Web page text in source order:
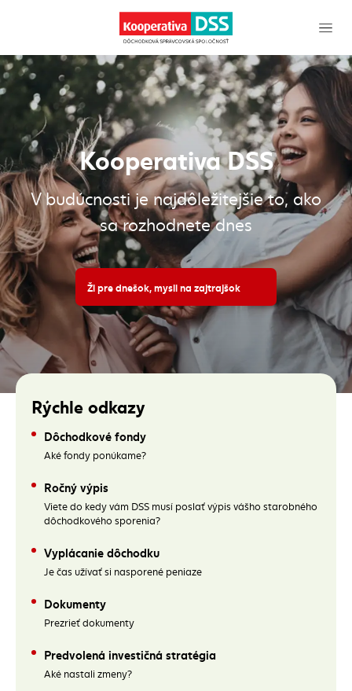
Kooperativa DSS
V budúcnosti je najdôležitejšie to, ako
sa rozhodnete dnes
Ži pre dnešok, mysli na zajtrajšok
(externý odkaz)
Rýchle odkazy
Dôchodkové fondy
Aké fondy ponúkame?
Ročný výpis
Viete do kedy vám DSS musí poslať výpis vášho starobného
dôchodkového sporenia?
Vyplácanie dôchodku
Je čas užívať si nasporené peniaze
Dokumenty
Prezrieť dokumenty
Predvolená investičná stratégia
Aké nastali zmeny?